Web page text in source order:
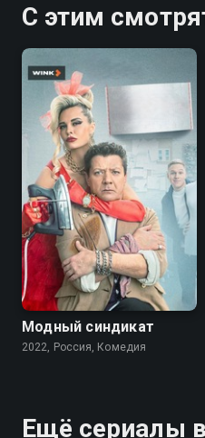
С этим
7.6
Модный синдикат
2022, Россия, Комедия
Ещё сериалы